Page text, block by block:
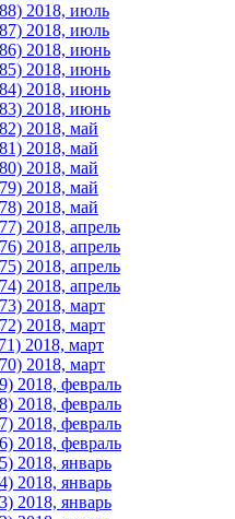
2018, июль
2018, июль
2018, июнь
2018, июнь
2018, июнь
2018, июнь
2018, май
2018, май
2018, май
2018, май
2018, май
2018, апрель
2018, апрель
2018, апрель
2018, апрель
2018, март
2018, март
2018, март
2018, март
2018, февраль
2018, февраль
2018, февраль
2018, февраль
2018, январь
2018, январь
2018, январь